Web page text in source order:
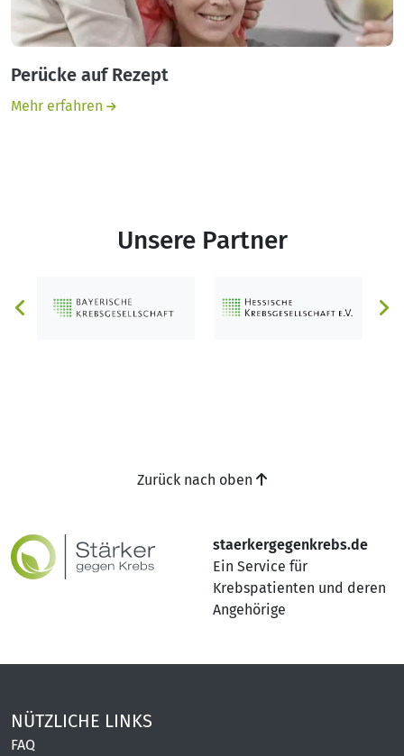
Perücke auf Rezept
Mehr erfahren
Unsere Partner
staerkergegenkrebs.de
Ein Service für
Krebspatienten und deren
Angehörige
Zurück nach oben
NÜTZLICHE LINKS
FAQ